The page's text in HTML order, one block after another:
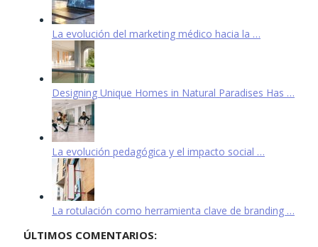
La evolución del marketing médico hacia la …
Designing Unique Homes in Natural Paradises Has …
La evolución pedagógica y el impacto social …
La rotulación como herramienta clave de branding …
ÚLTIMOS COMENTARIOS: